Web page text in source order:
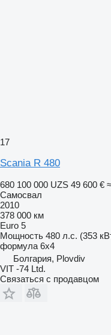
17
Scania R 480
680 100 000 UZS 49 600 €
Самосвал
2010
378 000 км
Euro 5
Мощность 480 л.с. (353
формула 6x4
Болгария, Plovdiv
VIT -74 Ltd.
Связаться с продавцом